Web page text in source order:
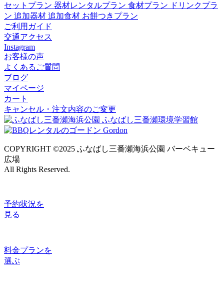
セットプラン 器材レンタルプラン 食材プラン ドリンクプラ
ン 追加器材 追加食材 お餅つきプラン
ご利用ガイド
交通アクセス
Instagram
お客様の声
よくあるご質問
ブログ
マイページ
カート
キャンセル・注文内容のご変更
COPYRIGHT ©2025 ふなばし三番瀬海浜公園 バーベキュー
広場
All Rights Reserved.
予約状況を
見る
料金プランを
選ぶ